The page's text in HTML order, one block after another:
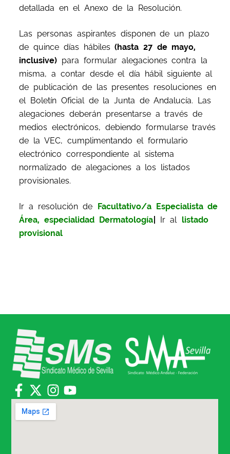
detallada en el Anexo de la Resolución.
Las personas aspirantes disponen de un plazo
de quince días hábiles(hasta 27 de mayo,
inclusive) para formular alegaciones contra la
misma, a contar desde el día hábil siguiente al
de publicación de las presentes resoluciones en
el Boletín Oficial de la Junta de Andalucía. Las
alegaciones deberán presentarse a través de
medios electrónicos, debiendo formularse través
de la VEC, cumplimentando el formulario
electrónico correspondiente al sistema
normalizado de alegaciones a los listados
provisionales.
Ir a resolución de Facultativo/a Especialista de
Área, especialidad Dermatología
Ir al
listado
provisional